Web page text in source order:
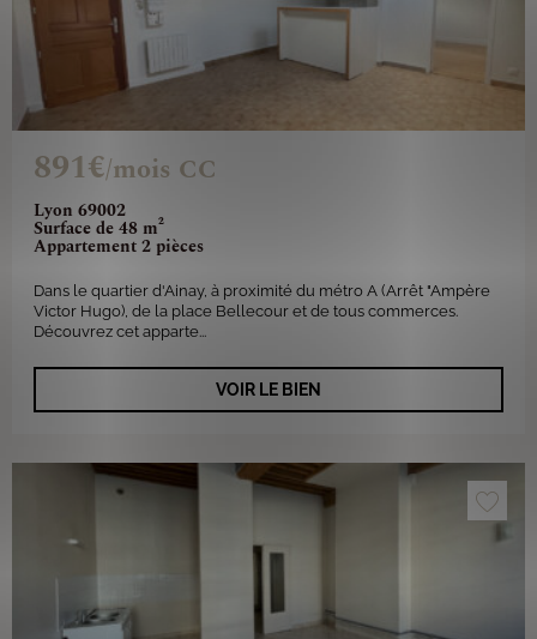
Lyon 69002
Surface de 48 m²
Appartement 2 pièces
891€/mois CC
Dans le quartier d'Ainay, à proximité du métro A (Arrêt "Ampère
Victor Hugo), de la place Bellecour et de tous commerces.
Découvrez cet apparte...
VOIR LE BIEN